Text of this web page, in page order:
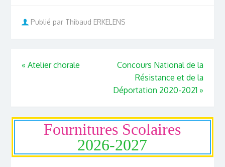
Publié par Thibaud ERKELENS
« Atelier chorale
Concours National de la
Résistance et de la
Déportation 2020-2021 »
Fournitures Scolaires
2026-2027